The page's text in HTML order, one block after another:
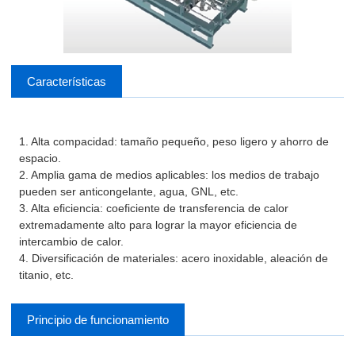
Características
1. Alta compacidad: tamaño pequeño, peso ligero y ahorro de
espacio.
2. Amplia gama de medios aplicables: los medios de trabajo
pueden ser anticongelante, agua, GNL, etc.
3. Alta eficiencia: coeficiente de transferencia de calor
extremadamente alto para lograr la mayor eficiencia de
intercambio de calor.
4. Diversificación de materiales: acero inoxidable, aleación de
titanio, etc.
Principio de funcionamiento